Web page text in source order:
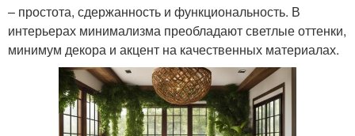
– простота, сдержанность и функциональность. В
интерьерах минимализма преобладают светлые оттенки,
минимум декора и акцент на качественных материалах.